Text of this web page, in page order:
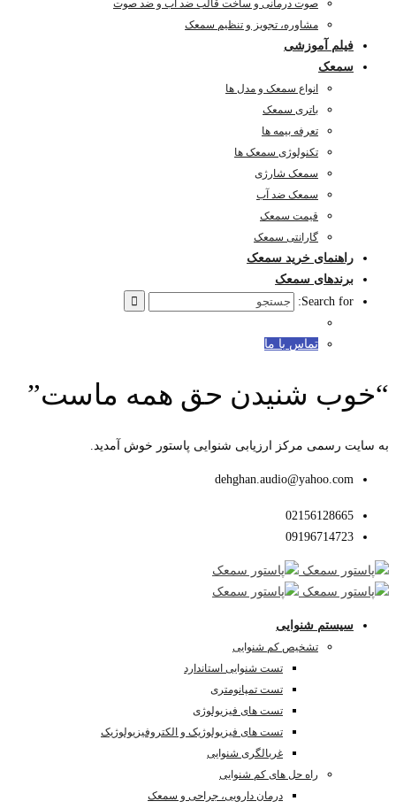
صوت درمانی و ساخت قالب ضد آب و ضد صوت
مشاوره، تجویز و تنظیم سمعک
فیلم آموزشی
سمعک
انواع سمعک و مدل ها
باتری سمعک
تعرفه بیمه ها
تکنولوژی سمعک ها
سمعک شارژی
سمعک ضد آب
قیمت سمعک
گارانتی سمعک
راهنمای خرید سمعک
برندهای سمعک
Search for:
تماس با ما
“خوب شنیدن حق همه ماست”
به سایت رسمی مرکز ارزیابی شنوایی پاستور خوش آمدید.
dehghan.audio@yahoo.com
02156128665
09196714723
سیستم شنوایی
تشخیص کم شنوایی
تست شنوایی استاندارد
تست تمپانومتری
تست های فیزیولوژی
تست های فیزیولوژیک و الکتروفیزیولوژیک
غربالگری شنوایی
راه حل های کم شنوایی
درمان دارویی، جراحی و سمعک